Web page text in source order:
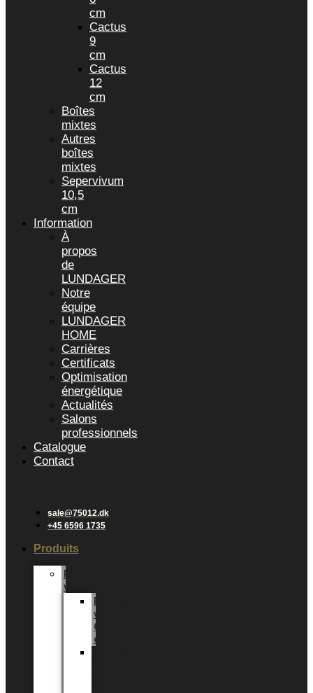
cm
Cactus
9
cm
Cactus
12
cm
Boîtes
mixtes
Autres
boîtes
mixtes
Sepervivum
10,5
cm
Information
À
propos
de
LUNDAGER
Notre
équipe
LUNDAGER
HOME
Carrières
Certificats
Optimisation
énergétique
Actualités
Salons
professionnels
Catalogue
Contact
sale@75012.dk
+45 6596 1735
Produits
Plantes
vertes
Plantes
vertes
6
cm